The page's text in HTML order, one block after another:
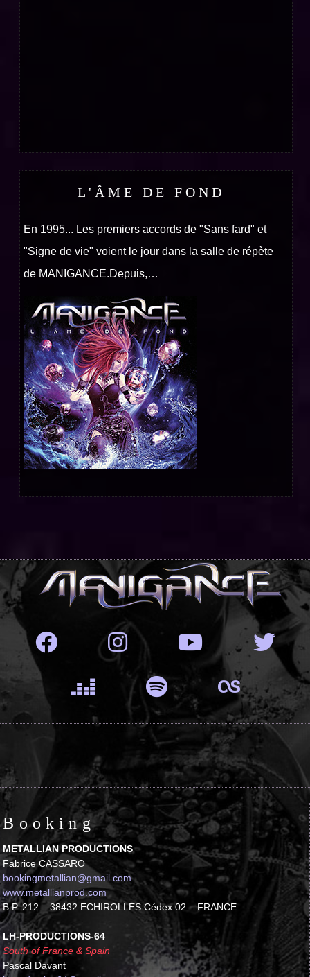
L ' Â M E D E F O N D
En 1995... Les premiers accords de "Sans fard" et
"Signe de vie" voient le jour dans la salle de répète
de MANIGANCE.Depuis,…
Booking
METALLIAN PRODUCTIONS
Fabrice CASSARO
bookingmetallian@gmail.com
www.metallianprod.com
B.P. 212 – 38432 ECHIROLLES Cédex 02 – FRANCE
LH-PRODUCTIONS-64
South of France & Spain
Pascal Davant